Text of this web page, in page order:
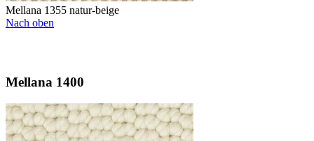
Mellana 1355 natur-beige
Nach oben
Mellana 1400